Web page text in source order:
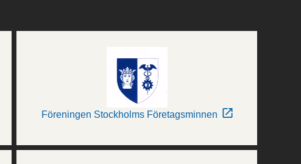
Föreningen Stockholms Företagsminnen